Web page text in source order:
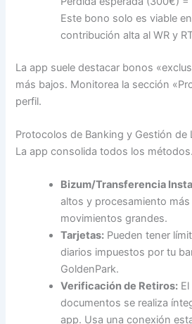
Este bono solo es viable
contribución alta al WR y
La app suele destacar bonos
más bajos. Monitorea la sección
perfil.
Protocolos de Banking y Gestión de
La app consolida todos los
Bizum/Transferencia
altos y procesamiento
movimientos grandes.
Tarjetas: Pueden tener
diarios impuestos por tu
GoldenPark.
Verificación de Retiros:
documentos se realiza
app. Usa una conexión